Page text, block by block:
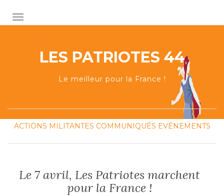
AFFICHER/MASQUER LA NAVIGATION
LES PATRIOTES 44
Le meilleur pour la France !
ACTIONS MILITANTES COMMUNIQUÉS EVÉNEMENTS
Le 7 avril, Les Patriotes marchent
pour la France !